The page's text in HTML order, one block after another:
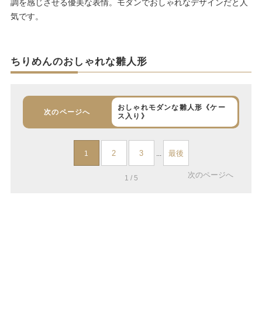
調を感じさせる優美な表情。モダンでおしゃれなデザインだと人
気です。
ちりめんのおしゃれな雛人形
次のページへ
おしゃれモダンな雛人形《ケー
ス入り》
1 2 3 ... 最後
1 / 5 次のページへ